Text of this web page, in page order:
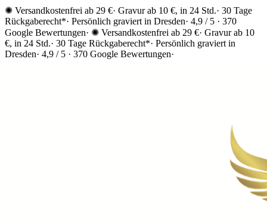
✺ Versandkostenfrei ab 29 €· Gravur ab 10 €, in 24 Std.· 30 Tage
Rückgaberecht*· Persönlich graviert in Dresden· 4,9 / 5 · 370
Google Bewertungen· ✺ Versandkostenfrei ab 29 €· Gravur ab 10
€, in 24 Std.· 30 Tage Rückgaberecht*· Persönlich graviert in
Dresden· 4,9 / 5 · 370 Google Bewertungen·